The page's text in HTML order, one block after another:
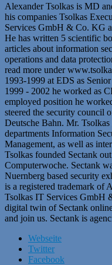
Alexander Tsolkas is MD
his companies Tsolkas
Services GmbH & Co. KG
He has written 5 scientific
articles about information
operations and data
read more under
1993-1999 at EDS as
1999 - 2002 he worked as
employed position he
steered the security council
Deutsche Bahn. Mr.
departments Information
Management, as well as
Tsolkas founded Sectank
Computerwoche. Sectank
Nuernberg based security
is a registered trademark of
Tsolkas IT Services GmbH
digital twin of Sectank
and join us. Sectank is
Webseite
Twitter
Facebook